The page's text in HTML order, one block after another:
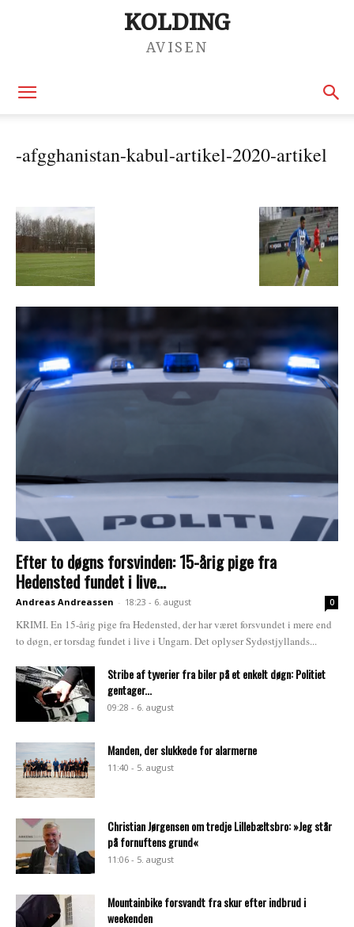
KOLDING
AVISEN
-afgghanistan-kabul-artikel-2020-artikel
Efter to døgns forsvinden: 15-årig pige fra
Hedensted fundet i live...
Andreas Andreassen - 18:23 - 6. august 0
KRIMI. En 15-årig pige fra Hedensted, der har været forsvundet i mere end
to døgn, er torsdag fundet i live i Ungarn. Det oplyser Sydøstjyllands...
Stribe af tyverier fra biler på et enkelt døgn: Politiet
gentager...
09:28 - 6. august
Manden, der slukkede for alarmerne
11:40 - 5. august
Christian Jørgensen om tredje Lillebæltsbro: »Jeg står
på fornuftens grund«
11:06 - 5. august
Mountainbike forsvandt fra skur efter indbrud i
weekenden